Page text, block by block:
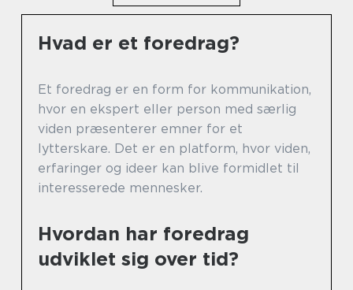
Hvad er et foredrag?
Et foredrag er en form for kommunikation,
hvor en ekspert eller person med særlig
viden præsenterer emner for et
lytterskare. Det er en platform, hvor viden,
erfaringer og ideer kan blive formidlet til
interesserede mennesker.
Hvordan har foredrag
udviklet sig over tid?